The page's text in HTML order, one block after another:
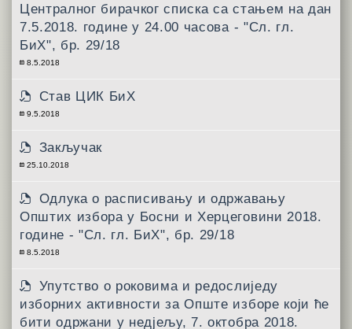
Централног бирачког списка са стањем на дан
7.5.2018. године у 24.00 часова - "Сл. гл.
БиХ", бр. 29/18
8.5.2018
Став ЦИК БиХ
9.5.2018
Закључак
25.10.2018
Одлукa о расписивању и одржавању
Општих избора у Босни и Херцеговини 2018.
године - "Сл. гл. БиХ", бр. 29/18
8.5.2018
Упутствo о роковима и редослиједу
изборних активности за Опште изборе који ће
бити одржани у недјељу, 7. октобра 2018.